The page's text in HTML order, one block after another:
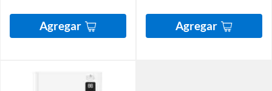
Agregar Agregar